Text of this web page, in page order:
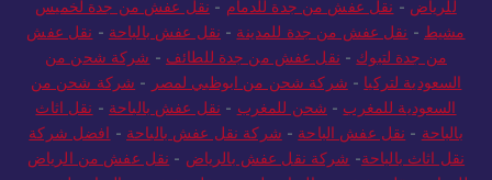
للرياض -نقل عفش من جدة للدمام -نقل عفش من جدة لخميس
مشيط -نقل عفش من جدة للمدينة-نقل عفش بالباحة -نقل عفش
من جدة لتبوك-نقل عفش من جدة للطائف- شركة شحن من
السعودية لتركيا- شركة شحن من ابوظبي لمصر -شركة شحن من
السعودية للمغرب
-شحن للمغرب- نقل عفش بالباحة -نقل اثاث
بالباحة- نقل عفش الباحة- شركة نقل عفش بالباحة- افضل شركة